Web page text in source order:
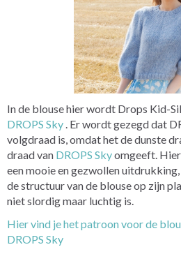
In de blouse hier wordt Drops Kid-
DROPS Sky . Er wordt gezegd dat
volgdraad is, omdat het de dunste
draad van DROPS Skyomgeeft.
een mooie en gezwollen
de structuur van de blouse op zijn
niet slordig maar luchtig is.
Hier vind je het patroon voor de
DROPS Sky